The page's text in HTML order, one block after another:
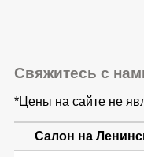
Свяжитесь с
*Цены на сайте не
Салон на